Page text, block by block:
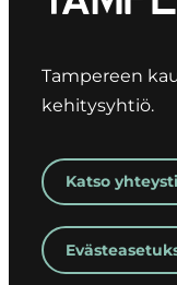
Tampereen
kehitysyhtiö.
Katso